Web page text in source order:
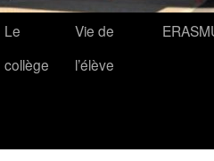
Le
collège
Vie de
l’élève